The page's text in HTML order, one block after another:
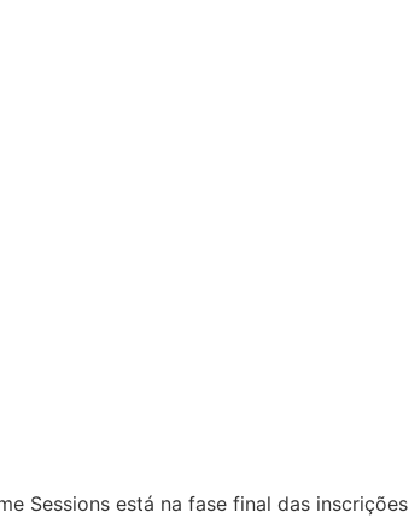
Sessions está na fase final das inscrições